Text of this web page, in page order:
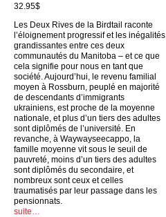
32.95$
Les Deux Rives de la Birdtail raconte
l’éloignement progressif et les inégalités
grandissantes entre ces deux
communautés du Manitoba – et ce que
cela signifie pour nous en tant que
société. Aujourd’hui, le revenu familial
moyen à Rossburn, peuplé en majorité
de descendants d’immigrants
ukrainiens, est proche de la moyenne
nationale, et plus d’un tiers des adultes
sont diplômés de l’université. En
revanche, à Waywayseecappo, la
famille moyenne vit sous le seuil de
pauvreté, moins d’un tiers des adultes
sont diplômés du secondaire, et
nombreux sont ceux et celles
traumatisés par leur passage dans les
pensionnats.
suite…